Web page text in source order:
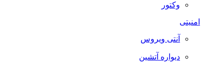
وکتور
آنتی ویروس
دیواره آتشین